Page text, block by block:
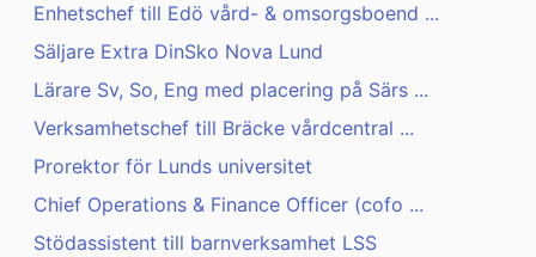
Enhetschef till Edö vård- & omsorgsboend ...
Säljare Extra DinSko Nova Lund
Lärare Sv, So, Eng med placering på Särs ...
Verksamhetschef till Bräcke vårdcentral ...
Prorektor för Lunds universitet
Chief Operations & Finance Officer (cofo ...
Stödassistent till barnverksamhet LSS